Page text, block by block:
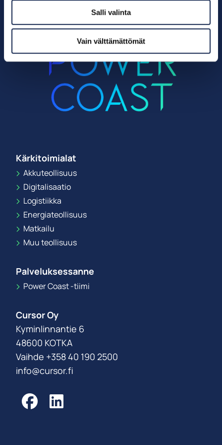
Salli valinta
Vain välttämättömät
Kärkitoimialat
Akkuteollisuus
Digitalisaatio
Logistiikka
Energiateollisuus
Matkailu
Muu teollisuus
Palveluksessanne
Power Coast -tiimi
Cursor Oy
Kyminlinnantie 6
48600 KOTKA
Vaihde +358 40 190 2500
info@cursor.fi
Facebook